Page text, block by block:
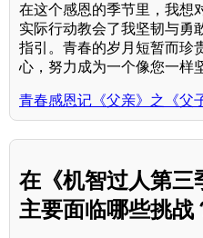
在这个感恩的季节里，我想
实际行动教会了我坚韧与勇
指引。青春的岁月短暂而珍
心，努力成为一个像您一样
青春感恩记《父亲》之《父
在《机智过人第三
主要面临哪些挑战